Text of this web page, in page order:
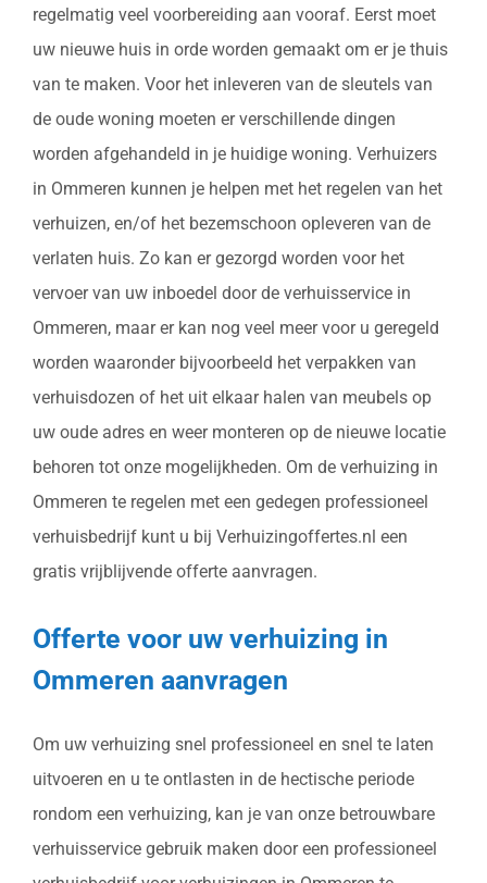
regelmatig veel voorbereiding aan vooraf. Eerst moet
uw nieuwe huis in orde worden gemaakt om er je thuis
van te maken. Voor het inleveren van de sleutels van
de oude woning moeten er verschillende dingen
worden afgehandeld in je huidige woning. Verhuizers
in Ommeren kunnen je helpen met het regelen van het
verhuizen, en/of het bezemschoon opleveren van de
verlaten huis. Zo kan er gezorgd worden voor het
vervoer van uw inboedel door de verhuisservice in
Ommeren, maar er kan nog veel meer voor u geregeld
worden waaronder bijvoorbeeld het verpakken van
verhuisdozen of het uit elkaar halen van meubels op
uw oude adres en weer monteren op de nieuwe locatie
behoren tot onze mogelijkheden. Om de verhuizing in
Ommeren te regelen met een gedegen professioneel
verhuisbedrijf kunt u bij Verhuizingoffertes.nl een
gratis vrijblijvende offerte aanvragen.
Offerte voor uw verhuizing in
Ommeren aanvragen
Om uw verhuizing snel professioneel en snel te laten
uitvoeren en u te ontlasten in de hectische periode
rondom een verhuizing, kan je van onze betrouwbare
verhuisservice gebruik maken door een professioneel